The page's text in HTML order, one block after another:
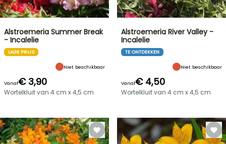
Alstroemeria Summer Break
- Incalelie
LAGE PRIJS
Niet beschikbaar
Vanaf€ 3,90
Wortelkluit van 4 cm x 4,5 cm
Alstroemeria River Valley -
Incalelie
TE ONTDEKKEN
Niet beschikbaar
Vanaf€ 4,50
Wortelkluit van 4 cm x 4,5 cm